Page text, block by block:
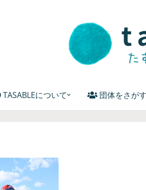
TASABLEについて 団体をさがす